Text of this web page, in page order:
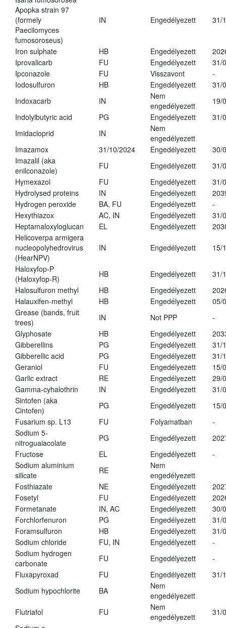
Apopka strain 97
(formely
Paecilomyces
fumosoroseus)
IN Engedélyezett 31/
Iron sulphate HB Engedélyezett
Iprovalicarb
FU Engedélyezett
31/
Ipconazole
FU Visszavont
-
Iodosulfuron
HB Engedélyezett
31/
Indoxacarb
IN
Nem
engedélyezett
19/
Indolylbutyric acid
PG Engedélyezett
31/
Imidacloprid
IN
Nem
engedélyezett
Imazamox
31/10/2024 Engedélyezett
30/
Imazalil (aka
enilconazole)
FU Engedélyezett
31/
Hymexazol
FU Engedélyezett
31/
Hydrolysed proteins
IN Engedélyezett
Hydrogen peroxide
BA, FU Engedélyezett
-
Hexythiazox
AC, IN Engedélyezett
31/
Heptamaloxyloglucan
EL Engedélyezett
Helicoverpa armigera
nucleopolyhedrovirus
(HearNPV)
IN Engedélyezett 15/
Haloxyfop-P
(Haloxyfop-R)
HB Engedélyezett
31/
Halosulfuron methyl
HB Engedélyezett
Halauxifen-methyl
HB Engedélyezett
05/
Grease (bands, fruit
trees)
IN Not PPP
-
Glyphosate
HB Engedélyezett
Gibberellins
PG Engedélyezett
31/
Gibberellic acid
PG Engedélyezett
31/
Geraniol
FU Engedélyezett
15/
Garlic extract
RE Engedélyezett
29/
Gamma-cyhalothrin
IN Engedélyezett
31/
Sintofen (aka
Cintofen)
PG Engedélyezett
15/
Fusarium sp. L13
FU Folyamatban
-
Sodium 5-
nitroguaiacolate
PG Engedélyezett
Fructose
EL Engedélyezett
-
Sodium aluminium
silicate
RE
Nem
engedélyezett
Fosthiazate
NE Engedélyezett
Fosetyl
FU Engedélyezett
Formetanate
IN, AC Engedélyezett
30/
Forchlorfenuron
PG Engedélyezett
31/
Foramsulfuron
HB Engedélyezett
31/
Sodium chloride
FU, IN Engedélyezett
-
Sodium hydrogen
carbonate
FU Engedélyezett
-
Fluxapyroxad
FU Engedélyezett
31/
Sodium hypochlorite
BA
Nem
engedélyezett
Flutriafol
FU
Nem
engedélyezett
31/